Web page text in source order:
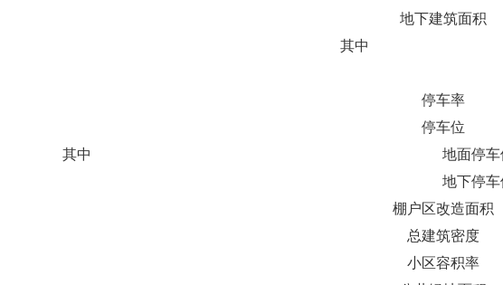
地下建筑面积
其中
停车率
停车位
其中
地面停车
地下停车
棚户区改造面积
总建筑密度
小区容积率